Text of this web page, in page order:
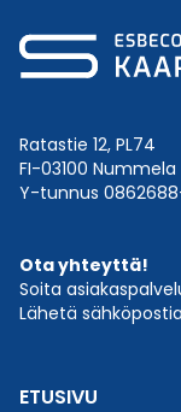
Ratastie 12, PL74
FI-03100 Nummela
Y-tunnus
Ota yhteyttä!
Soita
Lähetä sähköpostia
ETUSIVU